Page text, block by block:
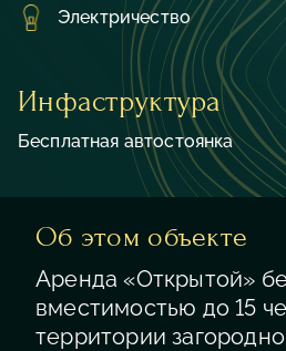
Электричество
Инфаструктура
Бесплатная автостоянка
Об этом объекте
Аренда «Открытой»
вместимостью до 15
территории